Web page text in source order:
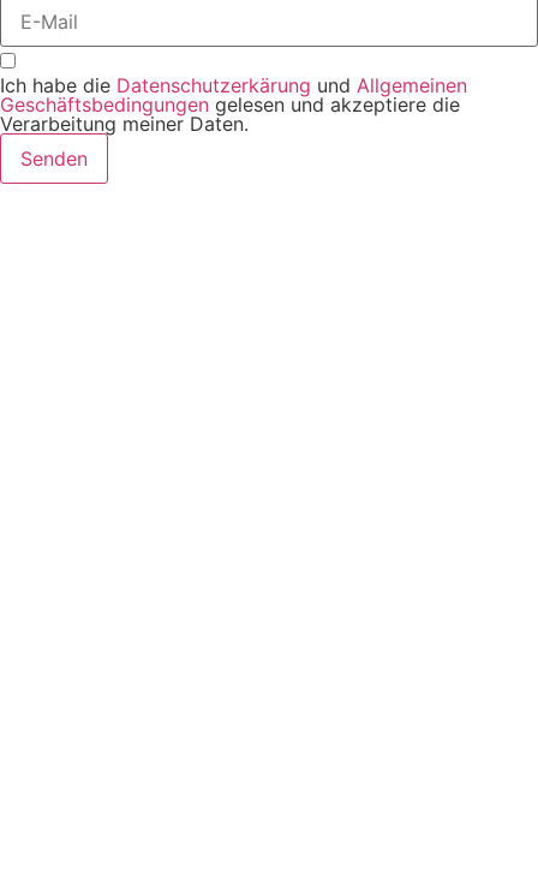
Ich habe die Datenschutzerkärung und Allgemeinen
Geschäftsbedingungen gelesen und akzeptiere die
Verarbeitung meiner Daten.
Senden